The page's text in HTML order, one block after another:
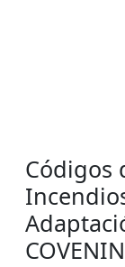
Códigos